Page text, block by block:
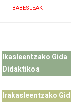
BABESLEAK
Ikasleentzako Gida
Didaktikoa
Irakasleentzako